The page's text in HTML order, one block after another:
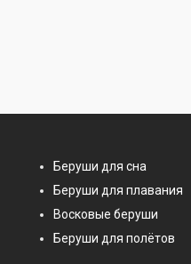
Беруши для сна
Беруши для плавания
Восковые беруши
Беруши для полётов